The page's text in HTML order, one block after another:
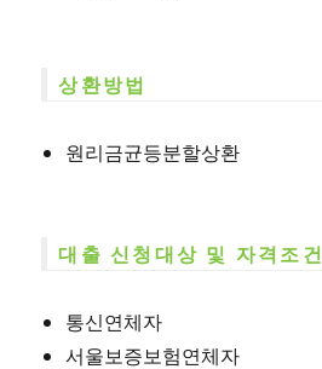
상환방법
원리금균등분할상환
대출 신청대상 및 자격조건
통신연체자
서울보증보험연체자